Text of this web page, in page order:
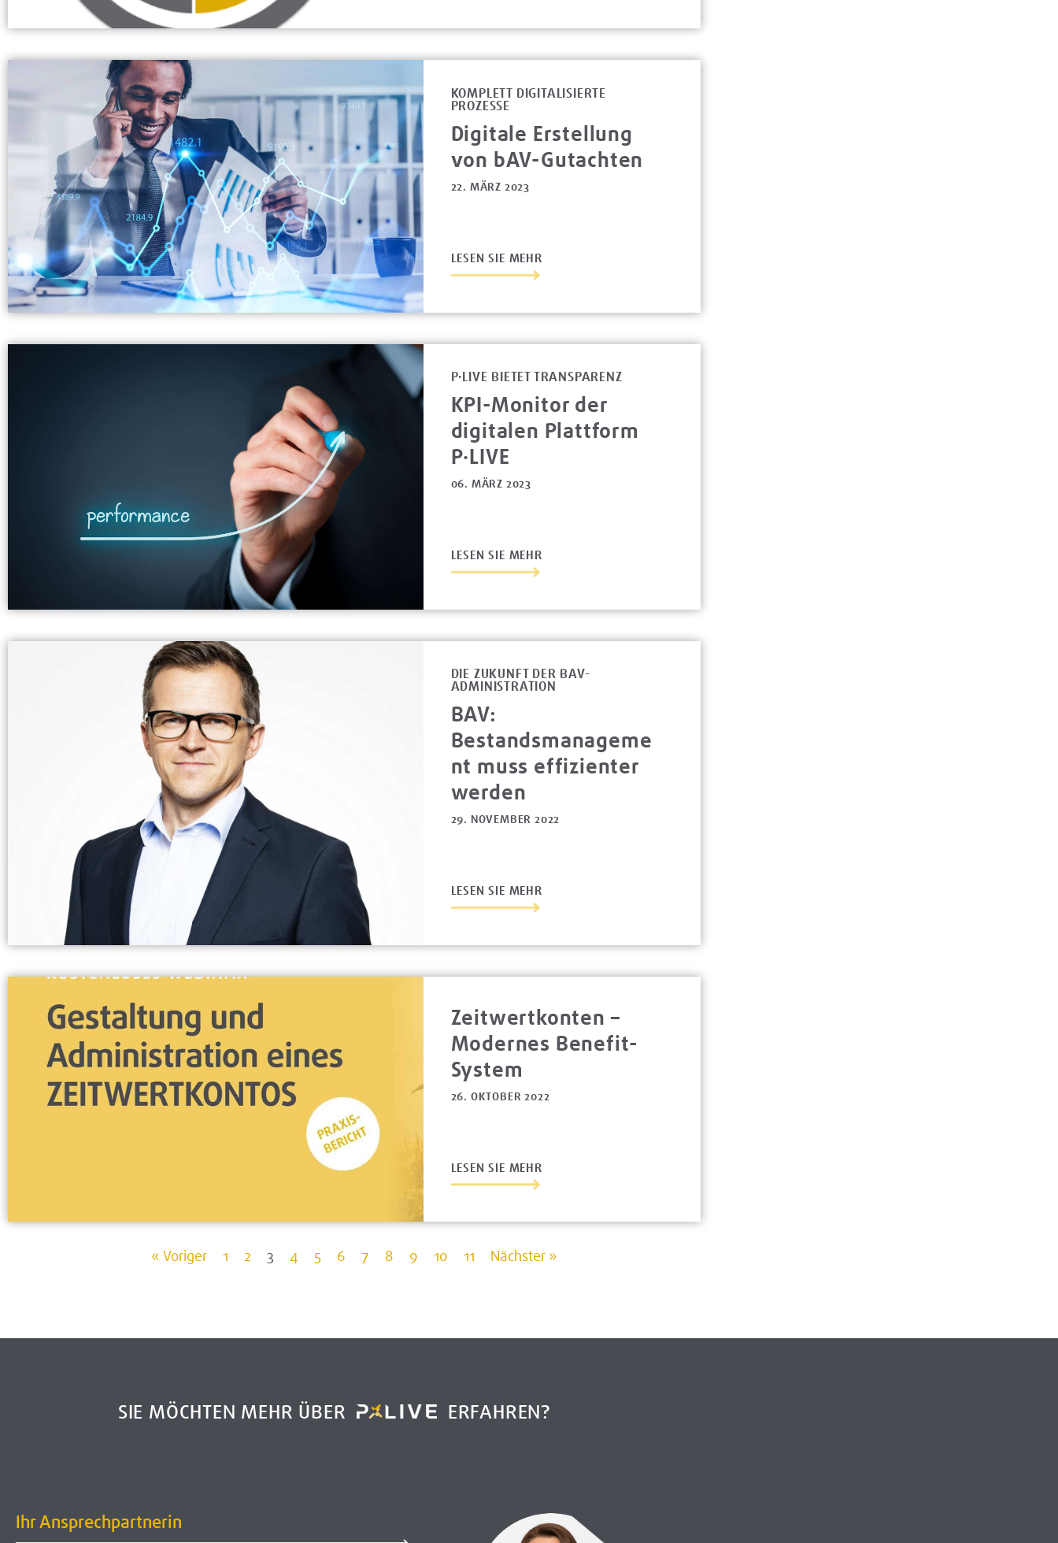
KOMPLETT DIGITALISIERTE
PROZESSE
Digitale Erstellung
von bAV-Gutachten
22. MÄRZ 2023
LESEN SIE MEHR
P·LIVE BIETET TRANSPARENZ
KPI-Monitor der
digitalen Plattform
P·LIVE
06. MÄRZ 2023
LESEN SIE MEHR
DIE ZUKUNFT DER BAV-
ADMINISTRATION
BAV:
Bestandsmanageme
nt muss effizienter
werden
29. NOVEMBER 2022
LESEN SIE MEHR
Zeitwertkonten –
Modernes Benefit-
System
26. OKTOBER 2022
LESEN SIE MEHR
« Voriger 1 2 3 4 5 6 7 8 9 10 11 Nächster »
SIE MÖCHTEN MEHR ÜBER ERFAHREN?
Ihr Ansprechpartnerin